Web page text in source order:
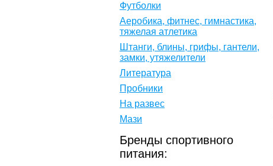
Футболки
Аеробика, фитнес, гимнастика,
тяжелая атлетика
Штанги, блины, грифы, гантели,
замки, утяжелители
Литература
Пробники
На развес
Мази
Бренды спортивного
питания: